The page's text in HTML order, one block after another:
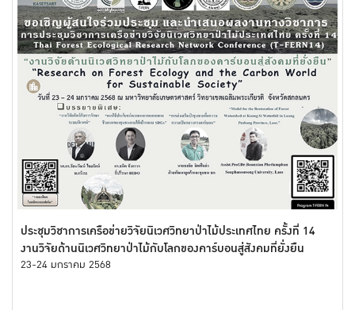
ประชุมวิชาการเครือข่ายวิจัยนิเวศวิทยาป่าไม้ประเทศไทย ครั้งที่ 14
งานวิจัยด้านนิเวศวิทยาป่าไม้กับโลกของคาร์บอนสู่สังคมที่ยั่งยืน
23-24 มกราคม 2568